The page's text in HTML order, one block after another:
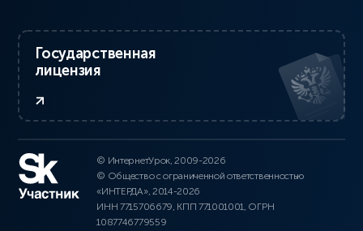
Государственная
лицензия
© ИнтернетУрок, 2009-2026
© Общество с ограниченной ответственностью
«ИНТЕРДА», 2014-2026
ИНН 7715706679, КПП 771001001, ОГРН
1087746779559